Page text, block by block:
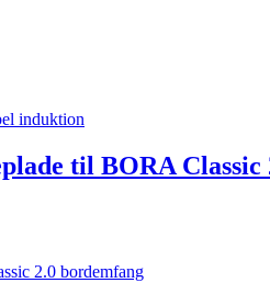
til BORA Classic